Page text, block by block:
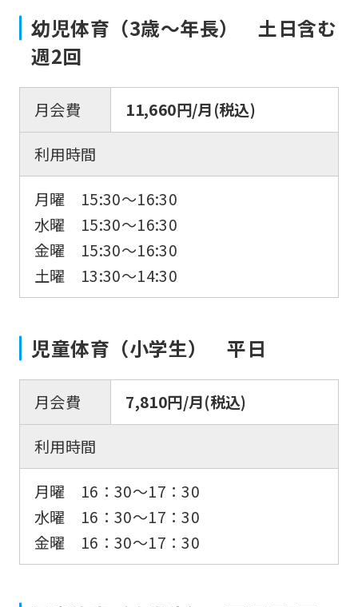
幼児体育（3歳～年長） 土日含む
週2回
月会費
11,660円/月(税込)
利用時間
月曜 15:30～16:30
水曜 15:30～16:30
金曜 15:30～16:30
土曜 13:30～14:30
児童体育（小学生） 平日
月会費
7,810円/月(税込)
利用時間
月曜 16：30〜17：30
水曜 16：30〜17：30
金曜 16：30〜17：30